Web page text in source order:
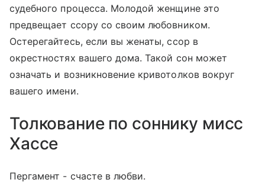
судебного процесса. Молодой женщине это
предвещает ссору со своим любовником.
Остерегайтесь, если вы женаты, ссор в
окрестностях вашего дома. Такой сон может
означать и возникновение кривотолков вокруг
вашего имени.
Толкование по соннику мисс
Хассе
Пергамент - счасте в любви.